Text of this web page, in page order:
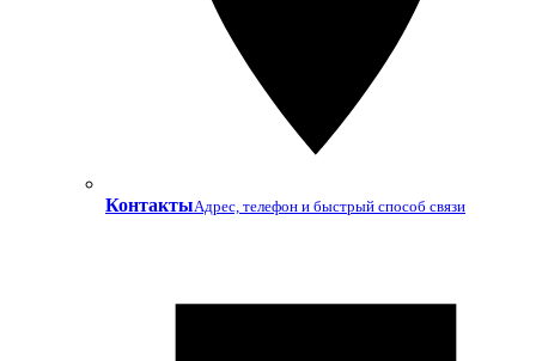
КонтактыАдрес, телефон и быстрый способ связи